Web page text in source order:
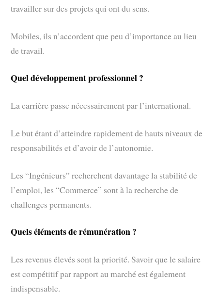
travailler sur des projets qui ont du sens.
Mobiles, ils n’accordent que peu d’importance au lieu
de travail.
Quel développement professionnel ?
La carrière passe nécessairement par l’international.
Le but étant d’atteindre rapidement de hauts niveaux de
responsabilités et d’avoir de l’autonomie.
Les “Ingénieurs” recherchent davantage la stabilité de
l’emploi, les “Commerce” sont à la recherche de
challenges permanents.
Quels éléments de rémunération ?
Les revenus élevés sont la priorité. Savoir que le salaire
est compétitif par rapport au marché est également
indispensable.